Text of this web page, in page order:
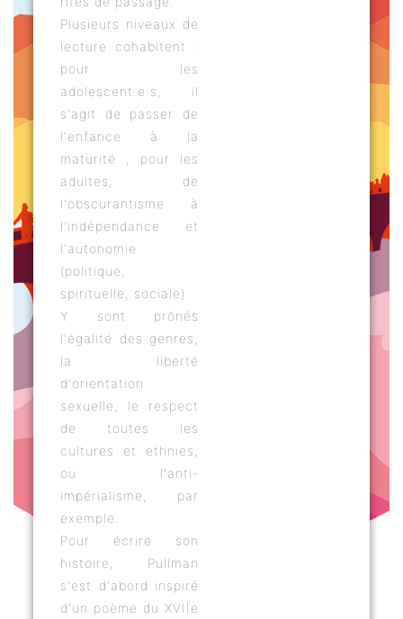
Plusieurs niveaux de
lecture cohabitent :
pour les
adolescent·e·s, il
s'agit de passer de
l'enfance à la
maturité ; pour les
adultes, de
l'obscurantisme à
l'indépendance et
l'autonomie
(politique,
spirituelle, sociale).
Y sont prônés
l'égalité des genres,
la liberté
d'orientation
sexuelle, le respect
de toutes les
cultures et ethnies,
ou l'anti-
impérialisme, par
exemple.
Pour écrire son
histoire, Pullman
s'est d'abord inspiré
d'un poème du XVIIe